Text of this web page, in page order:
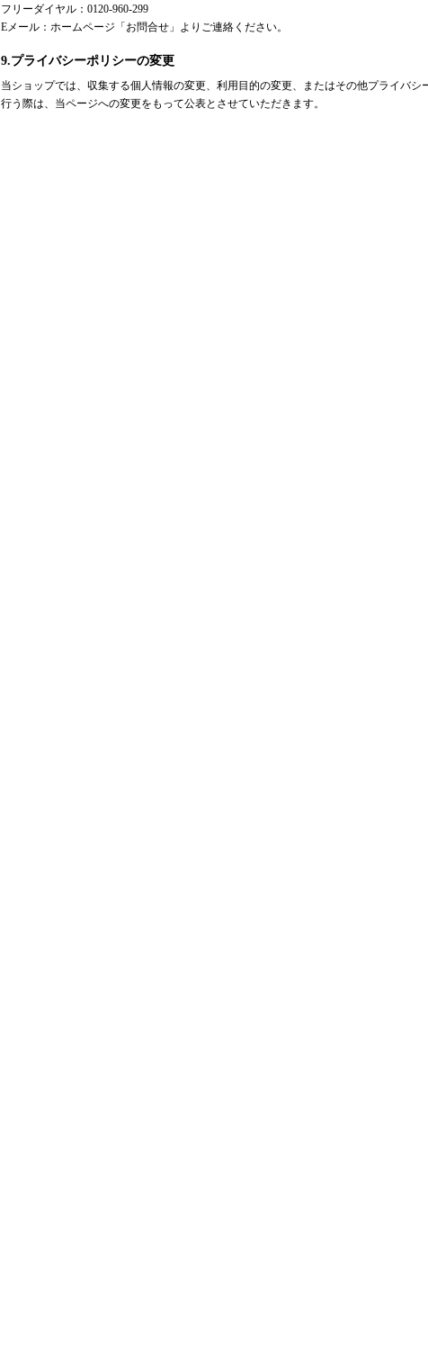
フリーダイヤル：0120-960-299
Eメール：ホームページ「お問合せ」よりご連絡ください。
9.プライバシーポリシーの変更
当ショップでは、収集する個人情報の変更、利用目的の変更、またはその他プライバシ
行う際は、当ページへの変更をもって公表とさせていただきます。